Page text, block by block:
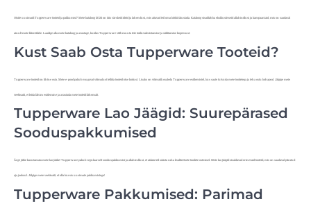
Otsite uusimaid Tupperware tooteid ja pakkumisi? Meie kataloog 2024 on täis värskeid ideid ja lahendusi, mis aitavad teil oma kööki täiustada. Kataloog sisaldab ka eksklusiivseid allahindlusi ja kampaaniaid, mis on saadaval
ainult meie klientidele. Laadige alla meie kataloog ja avastage, kuidas Tupperware võib muuta teie toiduvalmistamise ja säilitamise kogemust.
Kust Saab Osta Tupperware Tooteid?
Tupperware tooteid on lihtne osta. Meie e-pood pakub mugavat võimalust tellida tooteid otse kodust. Lisaks on võimalik osaleda Tupperware esitlemistel, kus saate tutvuda meie toodetega ja teha ostu kohapeal. Jälgige meie
veebisaiti, et leida lähim esitlemine ja avastada meie tooteid lähemalt.
Tupperware Lao Jäägid: Suurepärased
Sooduspakkumised
Ärge jätke kasutamata meie lao jääke! Tupperware pakub regulaarselt sooduspakkumisi ja allahindlusi, et aidata teil säästa raha kvaliteetsete toodete ostmisel. Meie lao jäägid sisaldavad erinevaid tooteid, mis on saadaval piiratud
aja jooksul. Jälgige meie veebisaiti, et olla kursis uusimate pakkumistega!
Tupperware Pakkumised: Parimad